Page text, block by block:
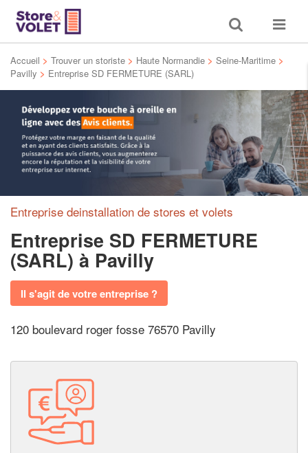
Toggle
search
Toggle
Accueil > Trouver un storiste > Haute Normandie > Seine-Maritime >
Pavilly > Entreprise SD FERMETURE (SARL)
Entreprise deinstallation de stores et volets
Entreprise SD FERMETURE
(SARL) à Pavilly
Il s'agit de votre entreprise ?
120 boulevard roger fosse 76570 Pavilly